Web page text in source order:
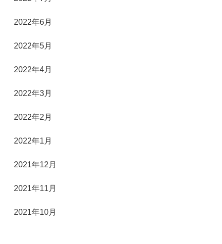
2022年6月
2022年5月
2022年4月
2022年3月
2022年2月
2022年1月
2021年12月
2021年11月
2021年10月